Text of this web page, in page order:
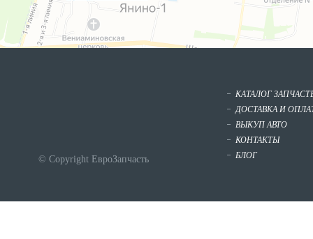
© Copyright ЕвроЗапчасть
КАТАЛОГ
ДОСТАВКА И
ВЫКУП АВТО
КОНТАКТЫ
БЛОГ